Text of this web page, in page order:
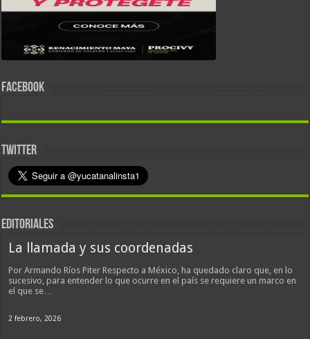
FACEBOOK
TWITTER
EDITORIALES
La llamada y sus coordenadas
Por Armando Ríos Piter Respecto a México, ha quedado claro que, en lo
sucesivo, para entender lo que ocurre en el país se requiere un marco en
el que se…
2 febrero, 2026